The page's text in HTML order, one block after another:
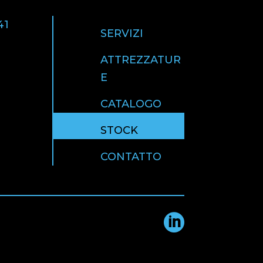
SERVIZI
ATTREZZATUR
E
CATALOGO
STOCK
CONTATTO
